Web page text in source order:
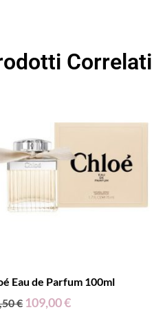
Correlati
Eau de Parfum 100ml
€ 109,00€